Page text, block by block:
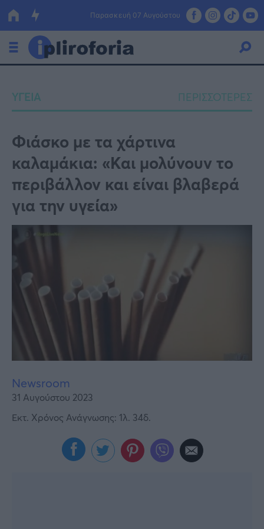
Παρασκευή 07 Αυγούστου
Οικονομία
Πολιτική
Τράπεζες
Επιδοτήσεις
ΕΣΠΑ
Κόσμος
Lifestyle
Υγεία
Γυναίκα
Καιρός
ΥΓΕΙΑ ΠΕΡΙΣΣΟΤΕΡΕΣ
Φιάσκο με τα χάρτινα
καλαμάκια: «Και μολύνουν το
περιβάλλον και είναι βλαβερά
για την υγεία»
Newsroom
31 Αυγούστου 2023
Εκτ. Χρόνος Ανάγνωσης: 1λ. 34δ.